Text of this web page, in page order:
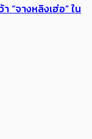
“จางหลิงเฮ่อ” ใน